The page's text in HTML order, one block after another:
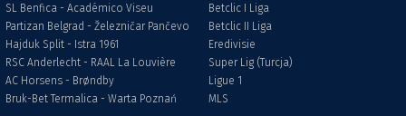
SL Benfica - Académico Viseu
Partizan Belgrad - Železničar Pančevo
Hajduk Split - Istra 1961
RSC Anderlecht - RAAL La Louvière
AC Horsens - Brøndby
Bruk-Bet Termalica - Warta Poznań
Betclic I Liga
Betclic II Liga
Eredivisie
Super Lig (Turcja)
Ligue 1
MLS